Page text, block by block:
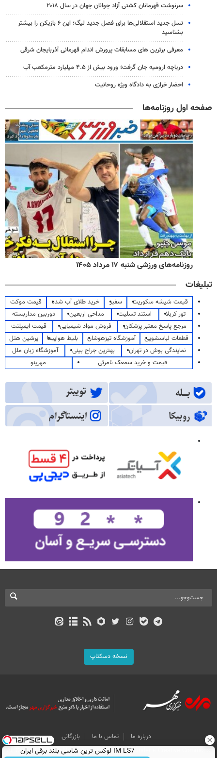
سرنوشت قهرمانان کشتی آزاد جوانان جهان در سال ۲۰۱۸
نسل جدید استقلالی‌ها برای فصل جدید لیگ؛ این ۶ بازیکن را بیشتر
بشناسید
معرفی برترین های مسابقات پرورش اندام قهرمانی آذربایجان شرقی
دریاچه ارومیه جان گرفت؛ ورود بیش از ۴.۵ میلیارد مترمکعب آب
احضار خرازی به دادگاه ویژه روحانیت
صفحه اول روزنامه‌ها
روزنامه‌های ورزشی شنبه ۱۷ مرداد ۱۴۰۵
تبلیغات
قیمت شیشه سکوریت سفیر خرید طلای آب شده
قیمت موکت
تور کربلا
استند تسلیت مداحی اربعین
دوربین مداربسته
مرجع پاسخ معتبر پزشکان
فروش مواد شیمیایی
قیمت ایمپلنت
قطعات لباسشویی
آموزشگاه تیزهوشان بلیط هواپیما
پرشین هتل
نمایندگی بوش در تهران
بهترین جراح بینی
آموزشگاه زبان ملل
قیمت و خرید سمعک نامرئی
مهرینو
نسخه دسکتاپ
درباره ما تماس با ما
بازرگانی
All Content by Mehr News Agency is licensed under a Creative Commons
IM LS7 لوکس ترین شاسی بلند برقی ایران